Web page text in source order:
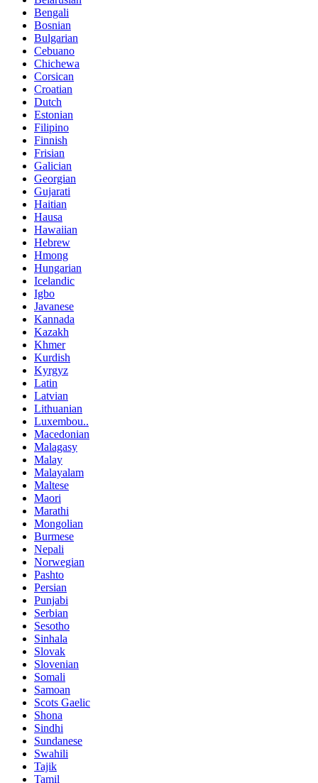
Bengali
Bosnian
Bulgarian
Cebuano
Chichewa
Corsican
Croatian
Dutch
Estonian
Filipino
Finnish
Frisian
Galician
Georgian
Gujarati
Haitian
Hausa
Hawaiian
Hebrew
Hmong
Hungarian
Icelandic
Igbo
Javanese
Kannada
Kazakh
Khmer
Kurdish
Kyrgyz
Latin
Latvian
Lithuanian
Luxembou..
Macedonian
Malagasy
Malay
Malayalam
Maltese
Maori
Marathi
Mongolian
Burmese
Nepali
Norwegian
Pashto
Persian
Punjabi
Serbian
Sesotho
Sinhala
Slovak
Slovenian
Somali
Samoan
Scots Gaelic
Shona
Sindhi
Sundanese
Swahili
Tajik
Tamil